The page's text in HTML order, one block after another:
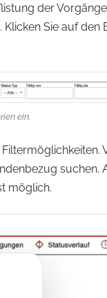
der
Sie auf den
ein.
suchen.
möglich.